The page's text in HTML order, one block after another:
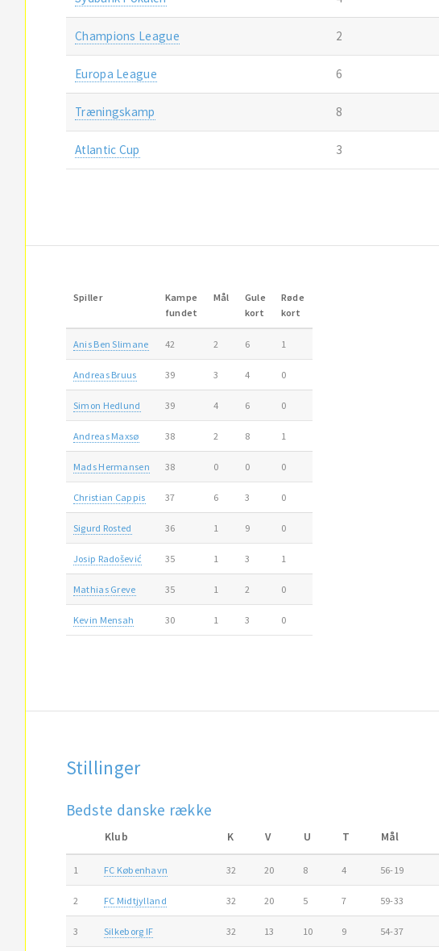
Champions League 2
Europa League 6
Træningskamp 8
Atlantic Cup 3
Spiller
Kampe
fundet
Mål
Gule
kort
Røde
kort
Anis Ben Slimane 42 2 6 1
Andreas Bruus 39 3 4 0
Simon Hedlund 39 4 6 0
Andreas Maxsø 38 2 8 1
Mads Hermansen 38 0 0 0
Christian Cappis 37 6 3 0
Sigurd Rosted 36 1 9 0
Josip Radošević 35 1 3 1
Mathias Greve 35 1 2 0
Kevin Mensah 30 1 3 0
Stillinger
Bedste danske række
Klub K V U T Mål
1 FC København 32 20 8 4 56-19
2 FC Midtjylland 32 20 5 7 59-33
3 Silkeborg IF 32 13 10 9 54-37